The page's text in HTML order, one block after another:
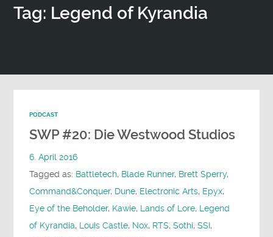
Tag: Legend of Kyrandia
PODCAST
SWP #20: Die Westwood Studios
6. April 2016
Tagged as: Battletech, Blade Runner, Brett Sperry,
Command&Conquer, Dune, Electronic Arts, Epyx,
Eye of the Beholder, Kawie, Lands of Lore, Legend
of Kyrandia, Louis Castle, Nox, RTS,Sothi,SSI,